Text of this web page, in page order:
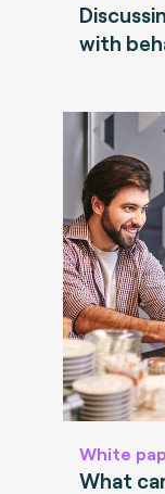
with
White
What